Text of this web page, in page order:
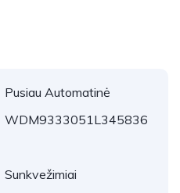
Pusiau Automatinė
WDM9333051L345836
Sunkvežimiai